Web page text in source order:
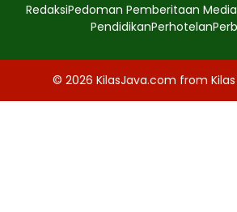
RedaksiPedoman Pemberitaan
PendidikanPerhotelan
© 2026 KilasJava.com from